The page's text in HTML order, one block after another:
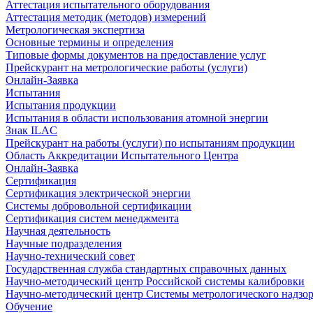
Аттестация испытательного оборудования
Аттестация методик (методов) измерений
Метрологическая экспертиза
Основные термины и определения
Типовые формы документов на предоставление услуг
Прейскурант на метрологические работы (услуги)
Онлайн-Заявка
Испытания
Испытания продукции
Испытания в области использования атомной энергии
Знак ILAC
Прейскурант на работы (услуги) по испытаниям продукции
Область Аккредитации Испытательного Центра
Онлайн-Заявка
Сертификация
Сертификация электрической энергии
Системы добровольной сертификации
Сертификация систем менеджмента
Научная деятельность
Научные подразделения
Научно-технический совет
Государственная служба стандартных справочных данных
Научно-методический центр Российской системы калибровки
Научно-методический центр Системы метрологического
Обучение